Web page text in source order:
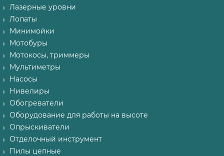
Лазерные уровни
Лопаты
Минимойки
Мотобуры
Мотокосы, триммеры
Мультиметры
Насосы
Нивелиры
Обогреватели
Оборудование для работы на высоте
Опрыскиватели
Отделочный инструмент
Пилы цепные